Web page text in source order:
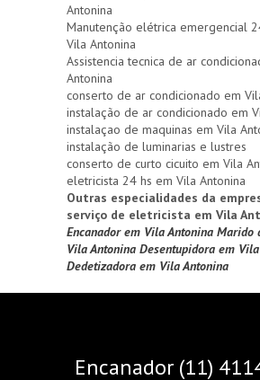
Antonina
Manutenção elétrica emergencial
Vila Antonina
Assistencia tecnica de ar
Antonina
conserto de ar condicionado em
instalação de ar condicionado em
instalaçao de maquinas em Vila
instalação de luminarias e lustres
conserto de curto cicuito em Vila
eletricista 24 hs em Vila Antonina
Outras especialidades da
serviço de eletricista em Vila
Encanador em Vila Antonina Marido
Vila Antonina Desentupidora em
Dedetizadora em Vila Antonina
Encanador (11)